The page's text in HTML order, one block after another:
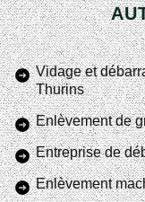
Vidage et
Thurins
Enlèvement de
Entreprise de
Enlèvement